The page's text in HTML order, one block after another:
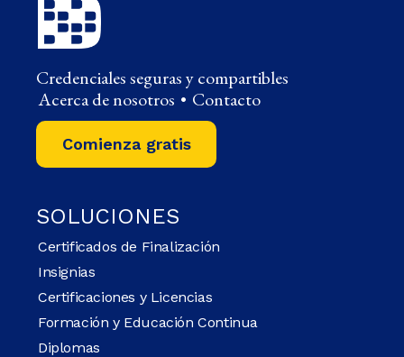
Credenciales seguras y compartibles
Acerca de nosotros • Contacto
Comienza gratis
SOLUCIONES
Certificados de Finalización
Insignias
Certificaciones y Licencias
Formación y Educación Continua
Diplomas